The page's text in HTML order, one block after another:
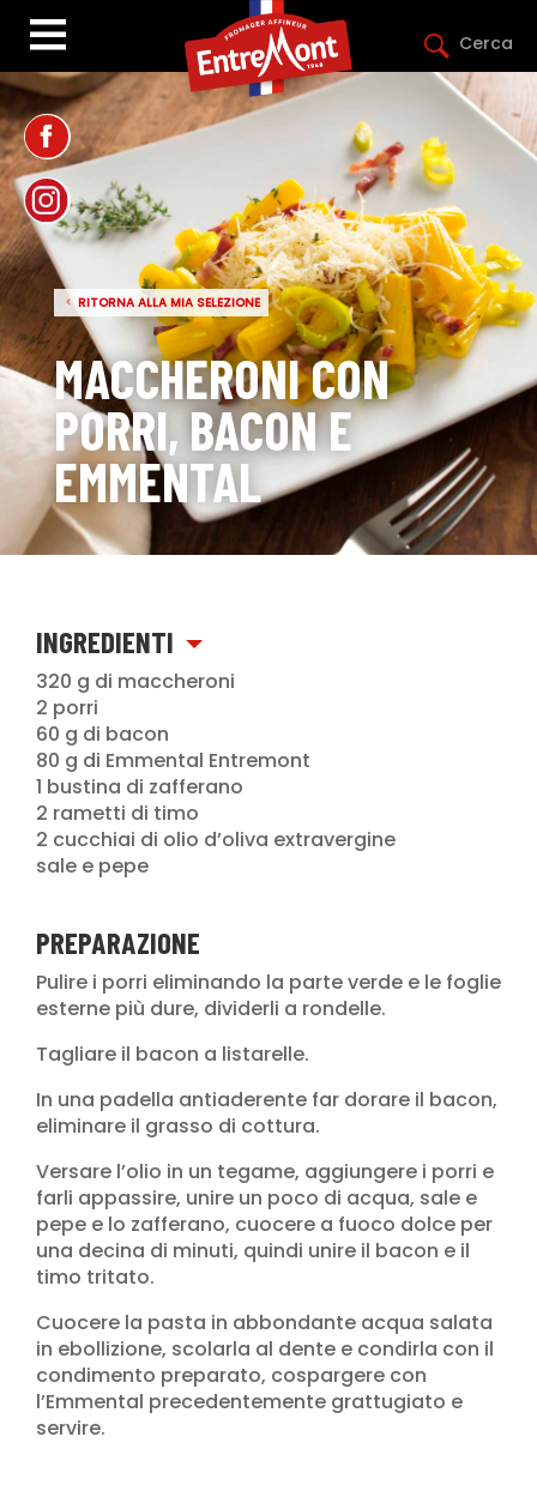
Cerca
RITORNA ALLA MIA SELEZIONE
MACCHERONI CON
PORRI, BACON E
EMMENTAL
INGREDIENTI
320 g di maccheroni
2 porri
60 g di bacon
80 g di Emmental Entremont
1 bustina di zafferano
2 rametti di timo
2 cucchiai di olio d’oliva extravergine
sale e pepe
PREPARAZIONE
Pulire i porri eliminando la parte verde e le foglie
esterne più dure, dividerli a rondelle.
Tagliare il bacon a listarelle.
In una padella antiaderente far dorare il bacon,
eliminare il grasso di cottura.
Versare l’olio in un tegame, aggiungere i porri e
farli appassire, unire un poco di acqua, sale e
pepe e lo zafferano, cuocere a fuoco dolce per
una decina di minuti, quindi unire il bacon e il
timo tritato.
Cuocere la pasta in abbondante acqua salata
in ebollizione, scolarla al dente e condirla con il
condimento preparato, cospargere con
l’Emmental precedentemente grattugiato e
servire.